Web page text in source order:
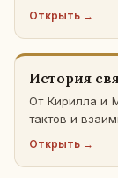
От­крыть →
Ис­то­рия
От Ки­рил­ла и
так­тов и
От­крыть →